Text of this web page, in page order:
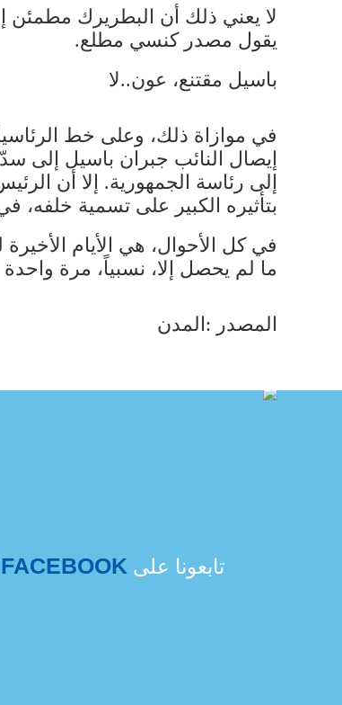
لا يعني ذلك أن البطريرك مطمئن
يقول مصدر كنسي مطلع.
باسيل مقتنع، عون..لا
في موازاة ذلك، وعلى خط
إيصال النائب جبران باسيل إلى
إلى رئاسة الجمهورية. إلا أن
بتأثيره الكبير على تسمية
في كل الأحوال، هي الأيام
ما لم يحصل إلا، نسبياً، مرة
المصدر :المدن
تابعونا علىFACEBOOK